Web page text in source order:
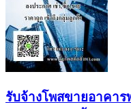
รับจ้างโพสขายอาคา